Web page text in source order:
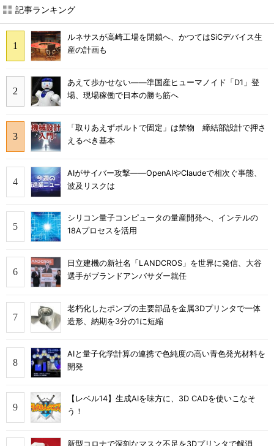
記事ランキング
ルネサスが高崎工場を閉鎖へ、かつてはSiCデバイス生
産の計画も
あえて歩かせない――準国産ヒューマノイド「D1」登
場、現場稼働で日本の勝ち筋へ
「取りあえずボルトで固定」は禁物 締結部設計で押さ
えるべき基本
AIがサイバー攻撃――OpenAIやClaudeで相次ぐ事態、
波及リスクは
シリコン量子コンピュータの量産開発へ、インテルの
18Aプロセスを活用
日立建機の新社名「LANDCROS」を世界に発信、大谷
選手がブランドアンバサダー就任
老朽化したポンプの主要部品を金属3Dプリンタで一体
造形、納期を3分の1に短縮
AIと量子化学計算の連携で色純度の高い青色発光材料を
開発
【レベル14】生成AIを味方に、3D CADを使いこなそ
う！
新型コロナで深刻なマスク不足を3Dプリンタで解消、